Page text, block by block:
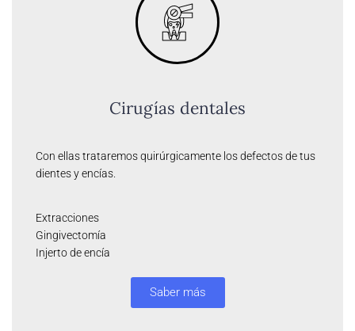
Cirugías dentales
Con ellas trataremos quirúrgicamente los defectos de tus
dientes y encías.
Extracciones
Gingivectomía
Injerto de encía
Saber más